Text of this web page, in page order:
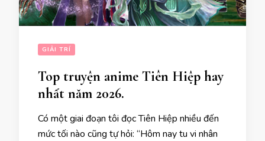
GIẢI TRÍ
Top truyện anime Tiên Hiệp hay
nhất năm 2026.
Có một giai đoạn tôi đọc Tiên Hiệp nhiều đến
mức tối nào cũng tự hỏi: “Hôm nay tu vi nhân